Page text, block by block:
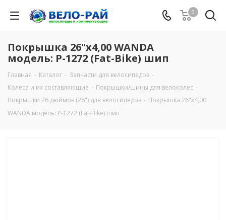
0
Покрышка 26"х4,00 WANDA
модель: Р-1272 (Fat-Bike) шип
Главная - Каталог - Запчасти для велосипедов -
Колёса и их составляющие - Покрышки/шины для велоколес -
Покрышки 26 дюймов (26") для велосипедов - Покрышка 26"х4,00
WANDA модель: Р-1272 (Fat-Bike) шип